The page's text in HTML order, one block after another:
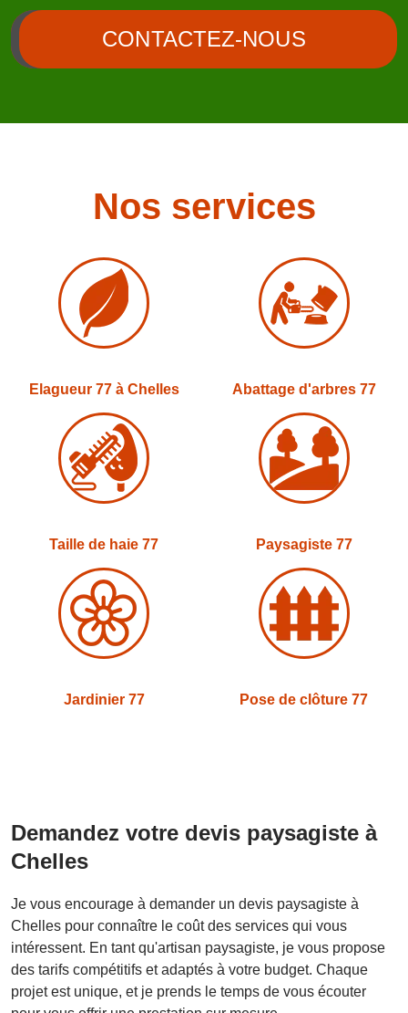
CONTACTEZ-NOUS
Nos services
Elagueur 77 à Chelles Abattage d'arbres 77
Taille de haie 77 Paysagiste 77
Jardinier 77 Pose de clôture 77
Demandez votre devis paysagiste à
Chelles
Je vous encourage à demander un devis paysagiste à
Chelles pour connaître le coût des services qui vous
intéressent. En tant qu'artisan paysagiste, je vous propose
des tarifs compétitifs et adaptés à votre budget. Chaque
projet est unique, et je prends le temps de vous écouter